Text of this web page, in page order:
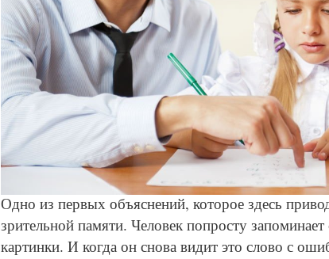
© Depositphotos
Одно из первых объяснений, которое здесь
зрительной памяти. Человек попросту
картинки. И когда он снова видит это слово с